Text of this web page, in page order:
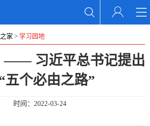
家 > 学习园地
—— 习近平总书记提出
五个必由之路”
时间： 2022-03-24